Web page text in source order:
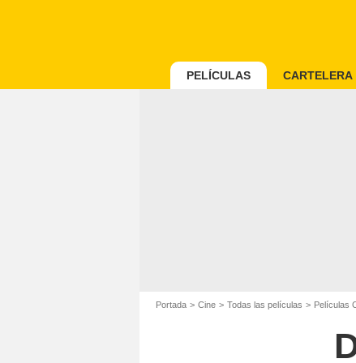
PELÍCULAS CARTELERA
Portada Cine Todas las películas Películas